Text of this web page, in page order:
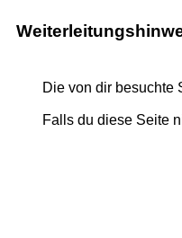
Die von dir besuchte
Falls du diese Seite